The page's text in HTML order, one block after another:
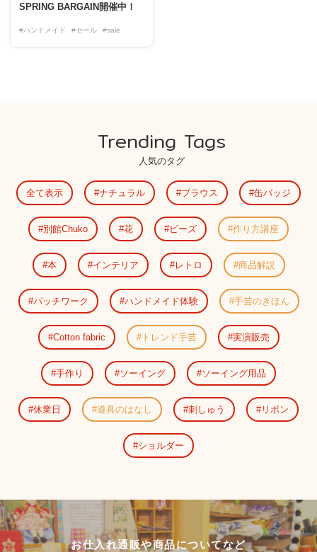
SPRING BARGAIN開催中！
#ハンドメイド #セール #sale
Trending Tags
人気のタグ
全て表示 ナチュラル ブラウス 缶バッジ
別館Chuko 花 ビーズ 作り方講座
本 インテリア レトロ 商品解説
パッチワーク ハンドメイド体験 手芸のきほん
Cotton fabric トレンド手芸 実演販売
手作り ソーイング ソーイング用品
休業日 道具のはなし 刺しゅう リボン
ショルダー
お仕入れ通販や商品についてなど